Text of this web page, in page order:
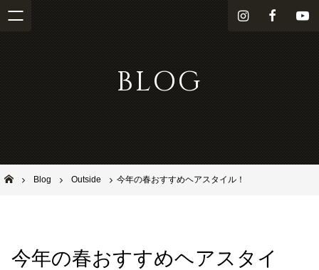
i
Y
BLOG
池田市石橋の美容室ならヘアサロンSolana（ソラーナ）
Blog Outside 今年の春おすすめヘアスタイル！
今年の春おすすめヘアスタイ